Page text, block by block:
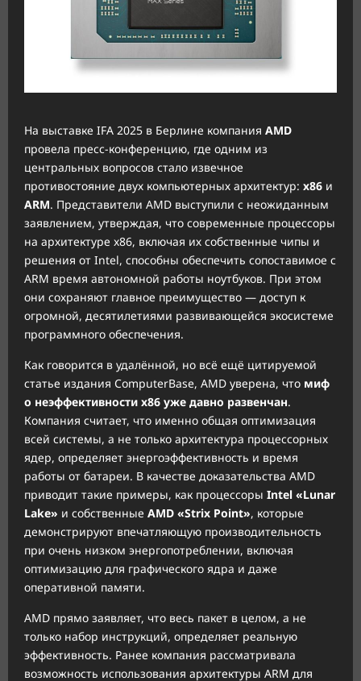
На выставке IFA 2025 в Берлине компания AMD
провела пресс-конференцию, где одним из
центральных вопросов стало извечное
противостояние двух компьютерных архитектур: x86 и
ARM. Представители AMD выступили с неожиданным
заявлением, утверждая, что современные процессоры
на архитектуре x86, включая их собственные чипы и
решения от Intel, способны обеспечить сопоставимое с
ARM время автономной работы ноутбуков. При этом
они сохраняют главное преимущество — доступ к
огромной, десятилетиями развивающейся экосистеме
программного обеспечения.
Как говорится в удалённой, но всё ещё цитируемой
статье издания ComputerBase, AMD уверена, что миф
о неэффективности x86 уже давно развенчан.
Компания считает, что именно общая оптимизация
всей системы, а не только архитектура процессорных
ядер, определяет энергоэффективность и время
работы от батареи. В качестве доказательства AMD
приводит такие примеры, как процессоры Intel «Lunar
Lake» и собственные AMD «Strix Point», которые
демонстрируют впечатляющую производительность
при очень низком энергопотреблении, включая
оптимизацию для графического ядра и даже
оперативной памяти.
AMD прямо заявляет, что весь пакет в целом, а не
только набор инструкций, определяет реальную
эффективность. Ранее компания рассматривала
возможность использования архитектуры ARM для